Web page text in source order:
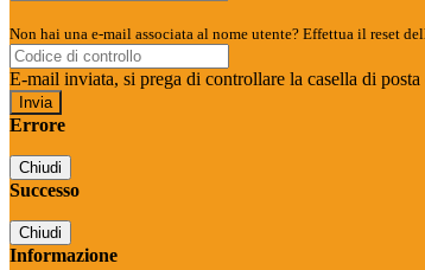
Non hai una e-mail associata al nome utente? Effettua il reset
E-mail inviata, si prega di controllare la casella di posta
Errore
Chiudi
Successo
Chiudi
Informazione